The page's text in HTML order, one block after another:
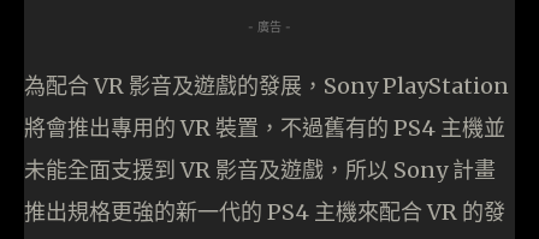
- 廣告 -
為配合 VR 影音及遊戲的發展，Sony PlayStation
將會推出專用的 VR 裝置，不過舊有的 PS4 主機並
未能全面支援到 VR 影音及遊戲，所以 Sony 計畫
推出規格更強的新一代的 PS4 主機來配合 VR 的發